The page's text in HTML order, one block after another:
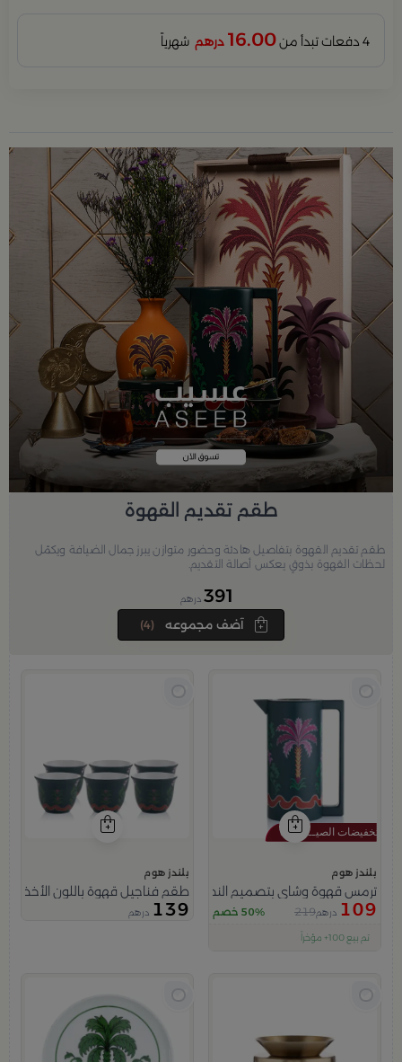
4 دفعات تبدأ من 16.00 درهم شهرياً
طقم تقديم القهوة
طقم تقديم القهوة بتفاصيل هادئة وحضور متوازن يبرز جمال الضيافة ويكمّل
لحظات القهوة بذوقٍ يعكس أصالة التقديم.
391 درهم
(4)
بلندز هوم
ترمس قهوة وشاي بتصميم النخلة 1 لتر من عسيب
109 درهم219 50% خصم
اقل سعر في 30 يوم
تم بيع 100+ مؤخراً
بلندز هوم
طقم فناجيل قهوة باللون الأخضر
139 درهم